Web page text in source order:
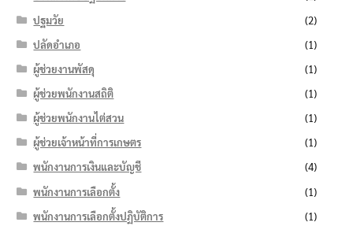
ปฐมวัย
(2)
ปลัดอำเภอ
(1)
ผู้ช่วยงานพัสดุ
(1)
ผู้ช่วยพนักงานสถิติ
(1)
ผู้ช่วยพนักงานไต่สวน
(1)
ผู้ช่วยเจ้าหน้าที่การเกษตร
(1)
พนักงานการเงินและบัญชี
(4)
พนักงานการเลือกตั้ง
(1)
พนักงานการเลือกตั้งปฏิบัติการ
(1)